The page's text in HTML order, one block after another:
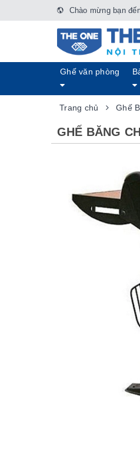
Chào mừng bạn
Ghế văn phòng
Trang chủ Ghế
GHẾ BĂNG